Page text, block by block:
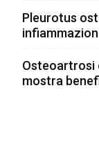
Pleurotus
Osteoartrosi
mostra